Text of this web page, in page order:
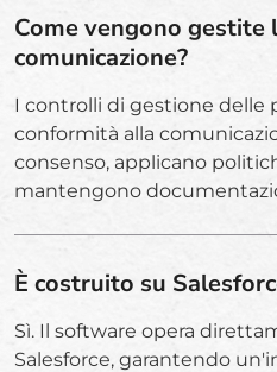
Come vengono gestite
comunicazione?
I controlli di gestione delle
conformità alla
consenso, applicano
mantengono
È costruito su
Sì. Il software opera
Salesforce, garantendo